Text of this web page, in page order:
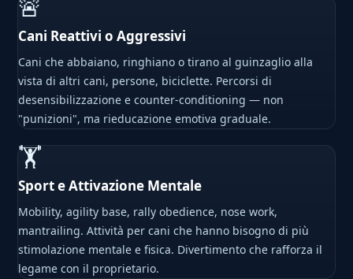
🚨
Cani Reattivi o Aggressivi
Cani che abbaiano, ringhiano o tirano al guinzaglio alla
vista di altri cani, persone, biciclette. Percorsi di
desensibilizzazione e counter-conditioning — non
"punizioni", ma rieducazione emotiva graduale.
🏋
Sport e Attivazione Mentale
Mobility, agility base, rally obedience, nose work,
mantrailing. Attività per cani che hanno bisogno di più
stimolazione mentale e fisica. Divertimento che rafforza il
legame con il proprietario.